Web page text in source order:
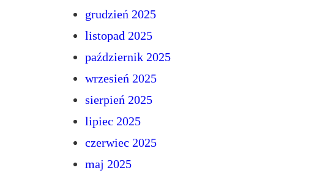
grudzień 2025
listopad 2025
październik 2025
wrzesień 2025
sierpień 2025
lipiec 2025
czerwiec 2025
maj 2025